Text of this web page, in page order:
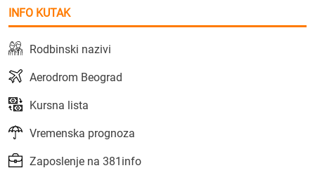
INFO KUTAK
Rodbinski nazivi
Aerodrom Beograd
Kursna lista
Vremenska prognoza
Zaposlenje na 381info